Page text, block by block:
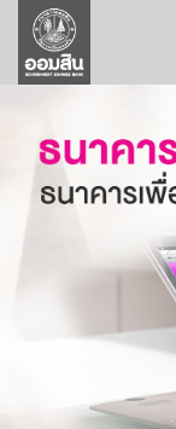
ลูกค้าธุรกิจ
ลูกค้าผู้ประกอ
ออมเพื่อสุข
เกี่ยวกับธนาค
การพัฒนาที่
บริการทางก
ติดต่อเรา